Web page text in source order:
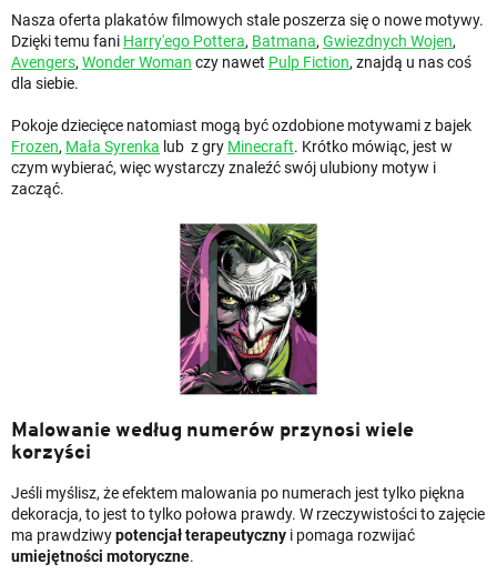
Nasza oferta plakatów filmowych stale poszerza się o nowe motywy.
Dzięki temu fani Harry'ego Pottera, Batmana, Gwiezdnych Wojen,
Avengers, Wonder Woman czy nawet Pulp Fiction, znajdą u nas coś
dla siebie.
Pokoje dziecięce natomiast mogą być ozdobione motywami z bajek
Frozen, Mała Syrenka lub z gry Minecraft. Krótko mówiąc, jest w
czym wybierać, więc wystarczy znaleźć swój ulubiony motyw i
zacząć.
Malowanie według numerów przynosi wiele
korzyści
Jeśli myślisz, że efektem malowania po numerach jest tylko piękna
dekoracja, to jest to tylko połowa prawdy. W rzeczywistości to zajęcie
ma prawdziwypotencjał terapeutyczny i pomaga rozwijać
umiejętności motoryczne.